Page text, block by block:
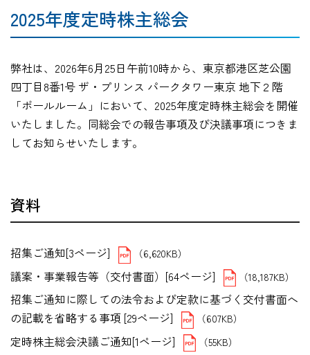
2025年度定時株主総会
弊社は、2026年6月25日午前10時から、東京都港区芝公園
四丁目8番1号 ザ・プリンス パークタワー東京 地下２階
「ボールルーム」において、2025年度定時株主総会を開催
いたしました。同総会での報告事項及び決議事項につきま
してお知らせいたします。
資料
招集ご通知[3ページ] （6,620KB）
議案・事業報告等（交付書面）[64ページ] （18,187KB）
招集ご通知に際しての法令および定款に基づく交付書面へ
の記載を省略する事項 [29ページ]
（607KB）
定時株主総会決議ご通知[1ページ] （55KB）